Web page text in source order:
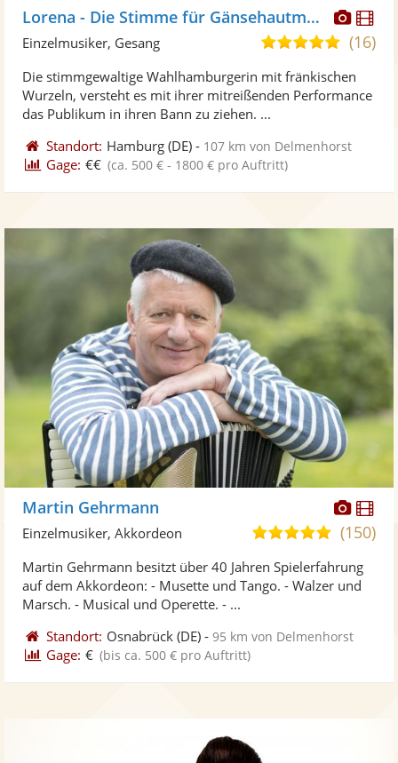
Fotos
Lorena - Die Stimme für Gänsehautmomente
5,0
5
(16)
Einzelmusiker, Gesang
Die stimmgewaltige Wahlhamburgerin mit fränkischen
Wurzeln, versteht es mit ihrer mitreißenden Performance
das Publikum in ihren Bann zu ziehen. ...
Standort: Hamburg (DE) - 107 km von Delmenhorst
Gage: €€ (ca. 500 € - 1800 € pro Auftritt)
Fotos
Martin Gehrmann
5,0
5
(150)
Einzelmusiker, Akkordeon
Martin Gehrmann besitzt über 40 Jahren Spielerfahrung
auf dem Akkordeon: - Musette und Tango. - Walzer und
Marsch. - Musical und Operette. - ...
Standort: Osnabrück (DE) -95 km von Delmenhorst
Gage: € (bis ca. 500 € pro Auftritt)